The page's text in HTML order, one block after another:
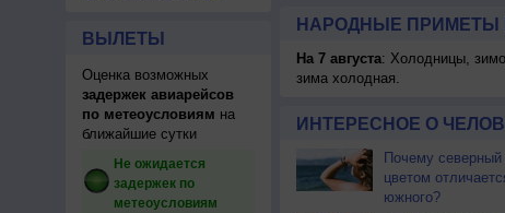
ВЫЛЕТЫ
Оценка возможных
задержек авиарейсов
по метеоусловиям на
ближайшие сутки
Не ожидается
задержек по
метеоусловиям
НАРОДНЫЕ ПРИМЕТЫ
На 7 августа: Холодницы,
зима холодная.
ИНТЕРЕСНОЕ О
Почему северный
цветом
южного?